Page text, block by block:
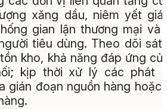
xăng dầu, niêm yết
gian lận thương mại và
tiêu dùng. Theo dõi sát
kho, khả năng đáp ứng
kịp thời xử lý các phát
gián đoạn nguồn hàng hoặc